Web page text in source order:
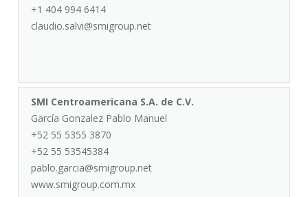
+1 404 994 6414
claudio.salvi@smigroup.net
SMI Centroamericana S.A. de C.V.
García Gonzalez Pablo Manuel
+52 55 5355 3870
+52 55 53545384
pablo.garcia@smigroup.net
www.smigroup.com.mx